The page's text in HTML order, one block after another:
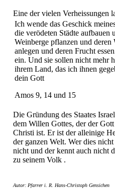
Eine der vielen Verheissungen
Ich wende das Geschick
die verödeten Städte aufbauen
Weinberge pflanzen und
anlegen und deren Frucht
ein. Und sie sollen nicht mehr
ihrem Land, das ich ihnen
dein Gott
Amos 9, 14 und 15
Die Gründung des Staates
dem Willen Gottes, der der
Christi ist. Er ist der alleinige
der ganzen Welt. Wer dies
nicht und der kennt auch nicht
zu seinem Volk .
Autor: Pfarrer i. R. Hans-Christoph Gensichen